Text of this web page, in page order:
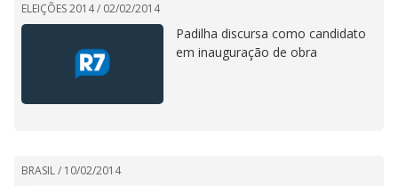
ELEIÇÕES 2014 / 02/02/2014
Padilha discursa como candidato
em inauguração de obra
BRASIL / 10/02/2014